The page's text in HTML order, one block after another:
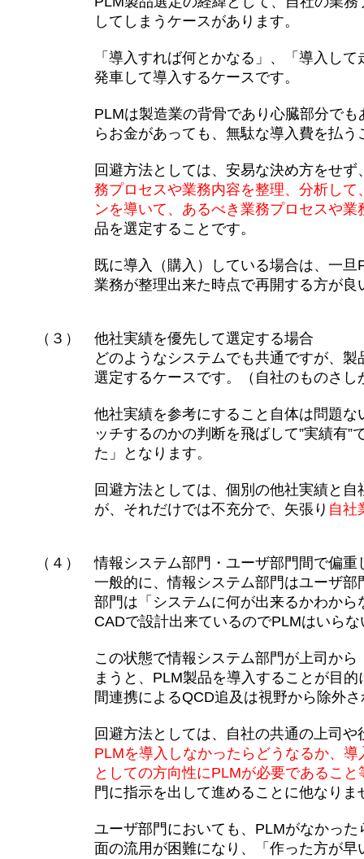
してしまうケースがあります。
「導入すれば何とかなる」、「導入して走り
発車して導入するケースです。
PLMは製造業の背骨であり心臓部分でもある
らお金があっても、無駄な導入費を払うこ
回避方法としては、安易な決め方をせず
務プロセスや業務内容を整理、分析して、業
ンを導いて、あるべき業務プロセスや業務
品を選定することです。
既に導入（購入）している場合は、一旦PLM
業務が整理出来た時点で再開する方が良い
（３） 他社実績を優先して選定する場合
どのようなシステムでも共通ですが、製品選
選定するケースです。（自社のものさし
他社実績を参考にすること自体は問題ないの
ッチするのかの判断を飛ばして”実績有”で導
た」となります。
回避方法としては、個別の他社実績と自社業
が、それだけでは不充分で、矢張り 自社
（４） 情報システム部門・ユーザ部門間で偏重
一般的に、情報システム部門はユーザ部門業
部門は「システムに何が出来るかわからない
CADで設計出来ているのでPLMはいらない
この状態で情報システム部門が上司から「
まうと、PLM製品を導入することが目的にな
間連携によるQCD追及は視野から除外され
回避方法としては、自社の共通の上司や役員
PLMを導入しなかったらどうなるか、
としての方向性にPLMが必要であること
門に指示を出して進めることに他なりま
ユーザ部門においても、PLMがなかったら人
面の流用が困難になり、「作った方が早い」